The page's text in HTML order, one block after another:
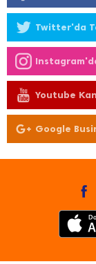
Twitter'da
Youtube
Google